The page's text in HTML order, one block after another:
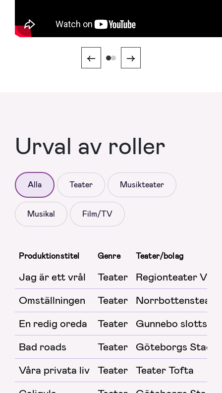
← →
Urval av roller
Alla Teater Musikteater
Musikal Film/TV
Produktionstitel Genre Teater/bolag
Jag är ett vrål Teater
Regionteater Väst
Omställningen
Teater
En redig oreda
Teater
Gunnebo
Bad roads
Teater
Göteborgs
Våra privata liv Teater Teater Tofta